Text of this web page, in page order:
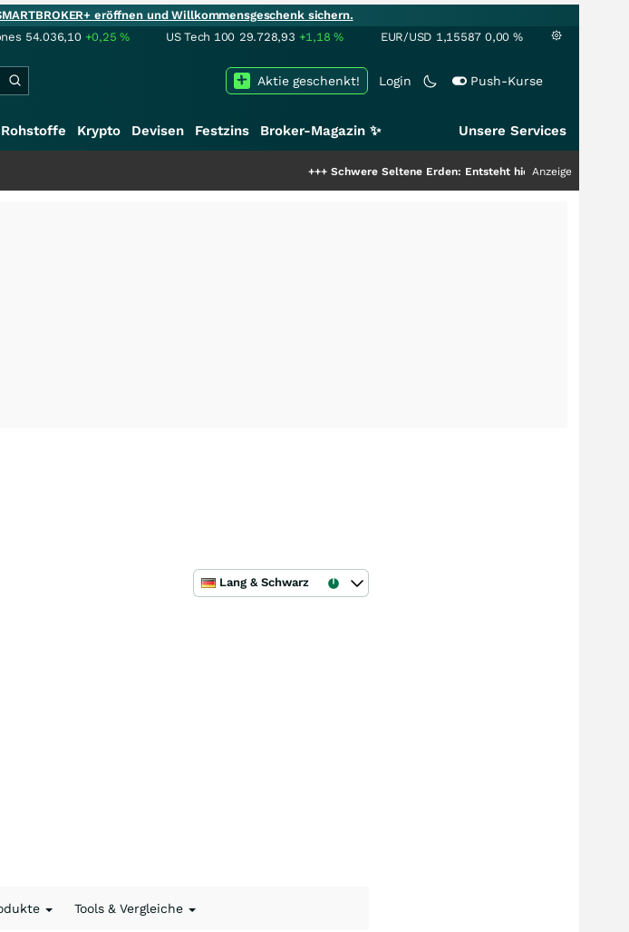
eröffnen und Willkommensgeschenk sichern.
54.036,10 +0,25% US Tech 100 29.728,93 +1,18% EUR/USD 1,15587 0,00 %
Login Push-Kurse
Aktie geschenkt!
Rohstoffe Krypto Devisen Festzins Broker-Magazin ✨ Unsere Services
Schwere Seltene Erden: Entsteht hier die nächsteAnzeige
Lang & Schwarz
Tools & Vergleiche